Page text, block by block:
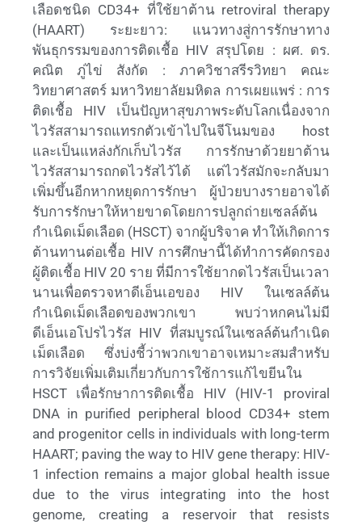
เลือดชนิด CD34+ ที่ใช้ยาต้าน retroviral therapy
(HAART) ระยะยาว: แนวทางสู่การรักษาทาง
พันธุกรรมของการติดเชื้อ HIV สรุปโดย : ผศ. ดร.
คณิต ภู่ไข่ สังกัด : ภาควิชาสรีรวิทยา คณะ
วิทยาศาสตร์ มหาวิทยาลัยมหิดล การเผยแพร่ : การ
ติดเชื้อ HIV เป็นปัญหาสุขภาพระดับโลกเนื่องจาก
ไวรัสสามารถแทรกตัวเข้าไปในจีโนมของ host
และเป็นแหล่งกักเก็บไวรัส การรักษาด้วยยาต้าน
ไวรัสสามารถกดไวรัสไว้ได้ แต่ไวรัสมักจะกลับมา
เพิ่มขึ้นอีกหากหยุดการรักษา ผู้ป่วยบางรายอาจได้
รับการรักษาให้หายขาดโดยการปลูกถ่ายเซลล์ต้น
กำเนิดเม็ดเลือด (HSCT) จากผู้บริจาค ทำให้เกิดการ
ต้านทานต่อเชื้อ HIV การศึกษานี้ได้ทำการคัดกรอง
ผู้ติดเชื้อ HIV 20 ราย ที่มีการใช้ยากดไวรัสเป็นเวลา
นานเพื่อตรวจหาดีเอ็นเอของ HIV ในเซลล์ต้น
กำเนิดเม็ดเลือดของพวกเขา พบว่าหกคนไม่มี
ดีเอ็นเอโปรไวรัส HIV ที่สมบูรณ์ในเซลล์ต้นกำเนิด
เม็ดเลือด ซึ่งบ่งชี้ว่าพวกเขาอาจเหมาะสมสำหรับ
การวิจัยเพิ่มเติมเกี่ยวกับการใช้การแก้ไขยีนใน
HSCT เพื่อรักษาการติดเชื้อ HIV (HIV-1 proviral
DNA in purified peripheral blood CD34+ stem
and progenitor cells in individuals with long-term
HAART; paving the way to HIV gene therapy: HIV-
1 infection remains a major global health issue
due to the virus integrating into the host
genome, creating a reservoir that resists